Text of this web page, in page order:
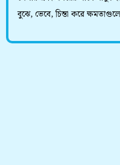
বুঝে, ভেবে, চিন্তা করে